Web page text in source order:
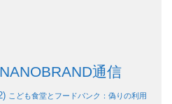
NANOBRAND通信
こども食堂とフードバンク：偽りの利用